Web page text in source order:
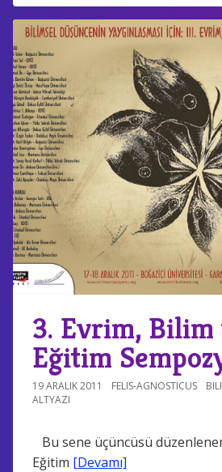
3. Evrim, Bilim
Eğitim
19 ARALIK 2011 FELIS-AGNOSTICUS
ALTYAZI
Bu sene üçüncüsü
Eğitim [Devamı]